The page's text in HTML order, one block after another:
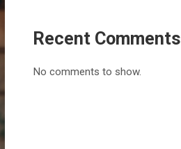
Recent Comments
No comments to show.